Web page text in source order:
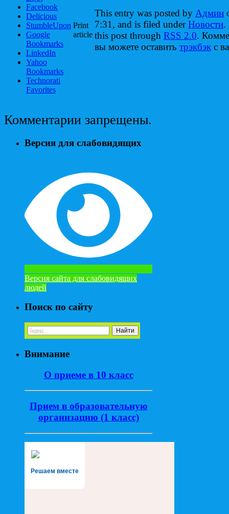
Facebook
Delicious
StumbleUpon
Google
Bookmarks
LinkedIn
Yahoo
Bookmarks
Technorati
Favorites
Print
article
This entry was posted by Админ
7:31, and is filed underНовости.
this post through RSS 2.0.
вы можете оставить трэкбэк с
Комментарии запрещены.
Версия для слабовидящих
Версия сайта для слабовидящих
людей
Поиск по сайту
Внимание
О приеме в 10 класс
Прием в образовательную
организацию (1 класс)
Решаем вместе